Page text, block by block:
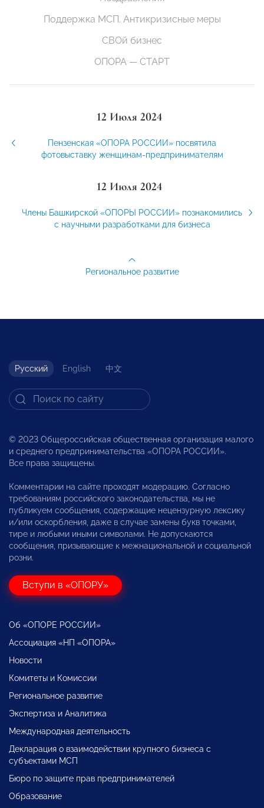
Поддержка МСП. Антикризисные меры
СВОй бизнес
ОПОРА — СТАРТ
12 Июля 2024
Пензенская «ОПОРА РОССИИ» посвятила
фотовыставку женщинам-предпринимателям
12 Июля 2024
Члены Башкирской «ОПОРЫ РОССИИ» познакомились
с научными разработками для бизнеса
Региональное развитие
Русский English 中文
© 2023 Общероссийская общественная организация малого
и среднего предпринимательства «ОПОРА РОССИИ».
Все права защищены.
Комментарии на сайте проходят модерацию. Согласно
требованиям российского законодательства, мы не
публикуем сообщения, содержащие нецензурную лексику
и/или оскорбления, даже в случае замены букв точками,
тире и любыми иными символами. Не допускаются
сообщения, призывающие к межнациональной и социальной
розни.
Вступи в «ОПОРУ»
Об «ОПОРЕ РОССИИ»
Ассоциация «НП «ОПОРА»
Новости
Комитеты и Комиссии
Региональное развитие
Экспертиза и Аналитика
Международная деятельность
Декларация о взаимодействии крупного бизнеса с
субъектами МСП
Бюро по защите прав предпринимателей
Образование